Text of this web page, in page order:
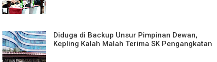
Diduga di Backup Unsur Pimpinan Dewan,
Kepling Kalah Malah Terima SK Pengangkatan